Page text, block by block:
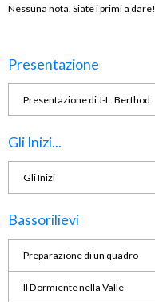
Nessuna nota. Siate i primi a dare!
Presentazione
Presentazione di J-L. Berthod
Gli Inizi...
Gli Inizi
Bassorilievi
Preparazione di un quadro
Il Dormiente nella Valle